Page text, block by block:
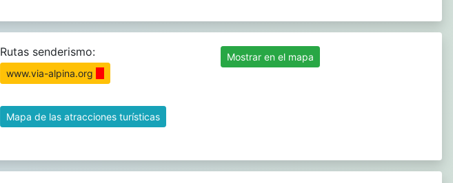
Rutas senderismo:
www.via-alpina.org
Mapa de las atracciones turísticas
Mostrar en el mapa